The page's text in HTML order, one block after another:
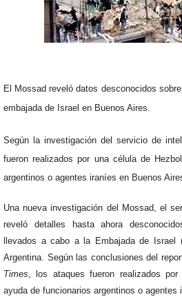
El Mossad reveló datos desconocidos
embajada de Israel en Buenos Aires.
Según la investigación del servicio de
fueron realizados por una célula de
argentinos o agentes iraníes en Buenos
Una nueva investigación del Mossad, el
reveló detalles hasta ahora
llevados a cabo a la Embajada de
Argentina. Según las conclusiones del
Times, los ataques fueron realizados
ayuda de funcionarios argentinos o agentes